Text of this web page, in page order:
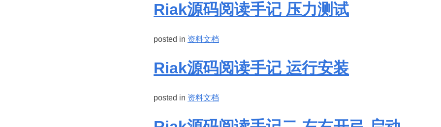
Riak源码阅读手记 压力测试
posted in 资料文档
Riak源码阅读手记 运行安装
posted in 资料文档